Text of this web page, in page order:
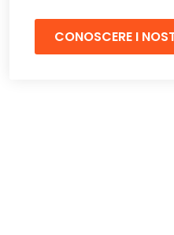
CONOSCERE I